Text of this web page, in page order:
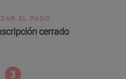
EL PAGO
cerrado